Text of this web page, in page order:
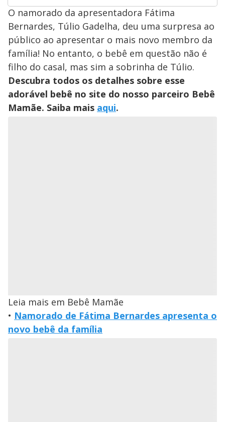
O namorado da apresentadora Fátima
Bernardes, Túlio Gadelha, deu uma surpresa ao
público ao apresentar o mais novo membro da
família! No entanto, o bebê em questão não é
filho do casal, mas sim a sobrinha de Túlio.
Descubra todos os detalhes sobre esse
adorável bebê no site do nosso parceiro Bebê
Mamãe. Saiba mais aqui.
Leia mais em Bebê Mamãe
• Namorado de Fátima Bernardes apresenta o
novo bebê da família